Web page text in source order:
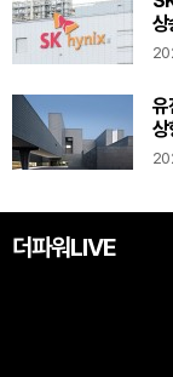
상
유
상
더파워LIVE